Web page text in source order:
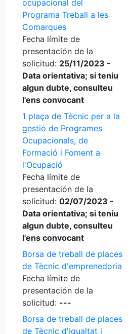
ocupacional del
Programa Treball a les
Comarques
Fecha límite de
presentación de la
solicitud: 25/11/2023 -
Data orientativa; si teniu
algun dubte, consulteu
l'ens convocant
1 plaça de Tècnic per a la
gestió de Programes
Ocupacionals, de
Formació i Foment a
l'Ocupació
Fecha límite de
presentación de la
solicitud: 02/07/2023 -
Data orientativa; si teniu
algun dubte, consulteu
l'ens convocant
Borsa de treball de places
de Tècnic d'emprenedoria
Fecha límite de
presentación de la
solicitud: ---
Borsa de treball de places
de Tècnic d'igualtat i